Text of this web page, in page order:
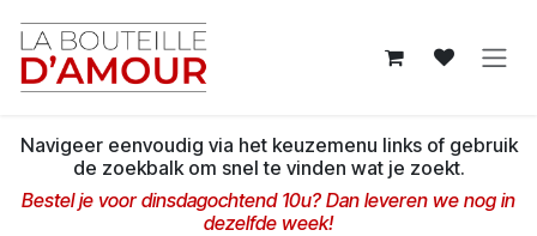
Navigeer eenvoudig via het keuzemenu links of gebruik
de zoekbalk om snel te vinden wat je zoekt.
Bestel je voor dinsdagochtend 10u? Dan leveren we nog in
dezelfde week!